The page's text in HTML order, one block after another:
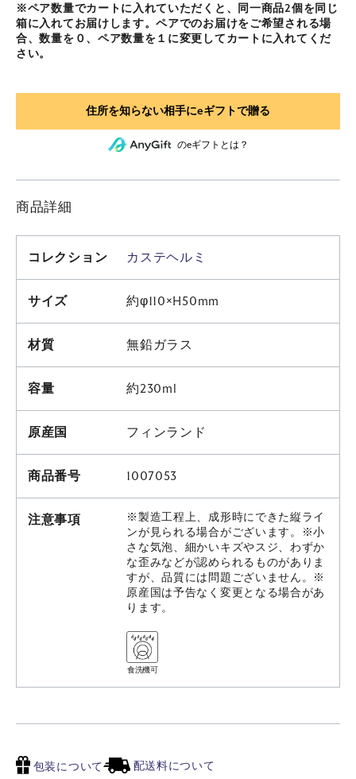
※ペア数量でカートに入れていただくと、同一商品2個を同じ
箱に入れてお届けします。ペアでのお届けをご希望される場
合、数量を０、ペア数量を１に変更してカートに入れてくだ
さい。
のeギフトとは？
商品詳細
コレクション カステヘルミ
サイズ 約φ110×H50mm
材質 無鉛ガラス
容量 約230ml
原産国 フィンランド
商品番号 1007053
注意事項
※製造工程上、成形時にできた縦ライ
ンが見られる場合がございます。※小
さな気泡、細かいキズやスジ、わずか
な歪みなどが認められるものがありま
すが、品質には問題ございません。※
原産国は予告なく変更となる場合があ
ります。
食洗機可
包装について 配送料について